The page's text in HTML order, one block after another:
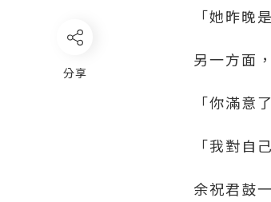
分享
「她昨晚
另一方面
「你滿意
「我對自
余祝君鼓